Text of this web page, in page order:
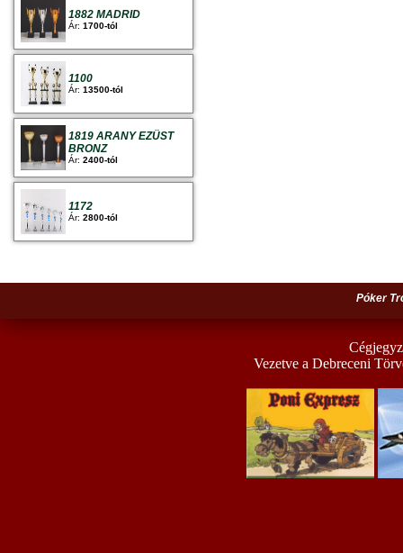
1882 MADRID
Ár: 1700-tól
1100
Ár: 13500-tól
1819 ARANY EZÜST
BRONZ
Ár: 2400-tól
1172
Ár: 2800-tól
Póker
Vezetve a Debreceni